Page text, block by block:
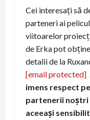
Cei interesați să
parteneri ai
viitoarelor
de Erka pot
detalii de la
[email protected]
imens respect
partenerii noștri
aceeași